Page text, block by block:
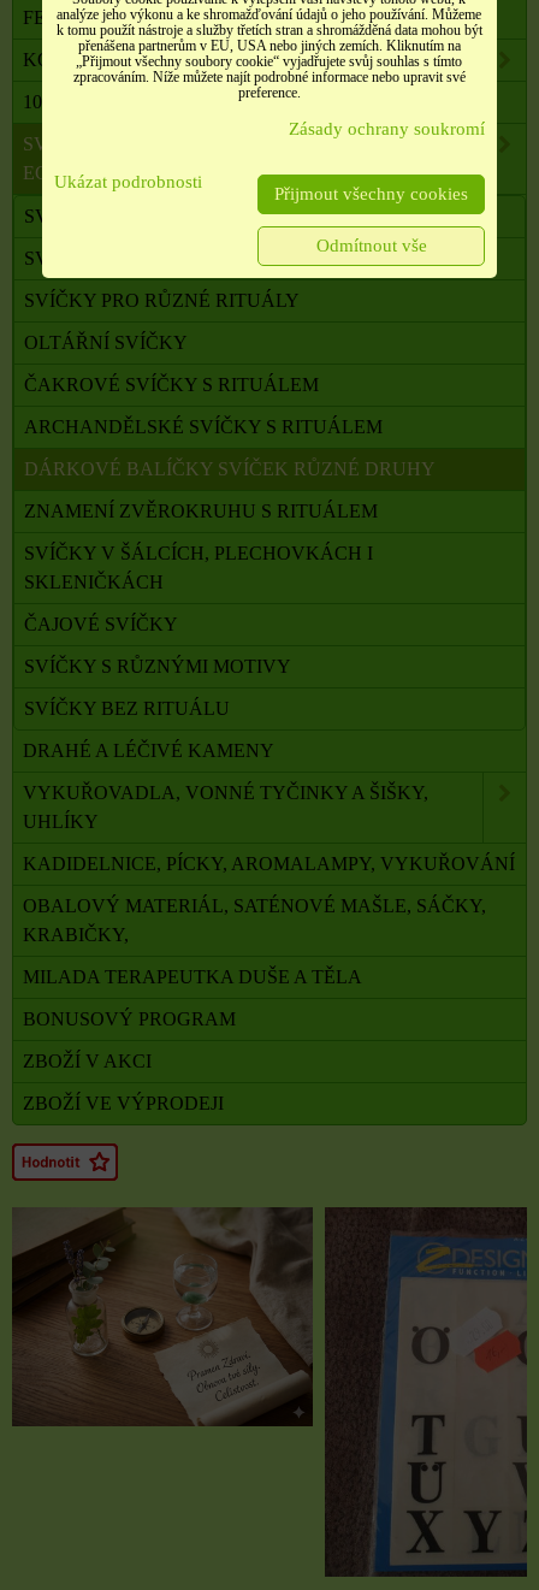
FENG SHUI, ORG. PYRAMIDY, LAPAČE SNŮ
KOMPONENTY K VÝROBĚ SVÍČEK, ŠPERKŮ
100 % PŘÍRODNÍ ESENCIÁLNÍ OLEJE SALOOS
SVÍČKY Z PALMOVÉHO A SÓJOVÉHO VOSKU
ECO
SVÍČKY S RITUÁLEM
SVÍČKY RITUÁLNÍ S RUNAMI
SVÍČKY PRO RŮZNÉ RITUÁLY
OLTÁŘNÍ SVÍČKY
ČAKROVÉ SVÍČKY S RITUÁLEM
ARCHANDĚLSKÉ SVÍČKY S RITUÁLEM
DÁRKOVÉ BALÍČKY SVÍČEK RŮZNÉ DRUHY
ZNAMENÍ ZVĚROKRUHU S RITUÁLEM
SVÍČKY V ŠÁLCÍCH, PLECHOVKÁCH I
SKLENIČKÁCH
ČAJOVÉ SVÍČKY
SVÍČKY S RŮZNÝMI MOTIVY
SVÍČKY BEZ RITUÁLU
DRAHÉ A LÉČIVÉ KAMENY
VYKUŘOVADLA, VONNÉ TYČINKY A ŠIŠKY,
UHLÍKY
KADIDELNICE, PÍCKY, AROMALAMPY, VYKUŘOVÁNÍ
OBALOVÝ MATERIÁL, SATÉNOVÉ MAŠLE, SÁČKY,
KRABIČKY,
MILADA TERAPEUTKA DUŠE A TĚLA
BONUSOVÝ PROGRAM
ZBOŽÍ V AKCI
ZBOŽÍ VE VÝPRODEJI
analýze jeho výkonu a ke shromažďování údajů o jeho používání. Můžeme
k tomu použít nástroje a služby třetích stran a shromážděná data mohou být
přenášena partnerům v EU, USA nebo jiných zemích. Kliknutím na
„Přijmout všechny soubory cookie“ vyjadřujete svůj souhlas s tímto
zpracováním. Níže můžete najít podrobné informace nebo upravit své
preference.
Zásady ochrany soukromí
Ukázat podrobnosti
Přijmout všechny cookies
Odmítnout vše